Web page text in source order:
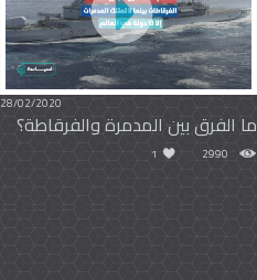
28/02/2020
ما الفرق بين المدمرة والفرقاطة؟
2990
1